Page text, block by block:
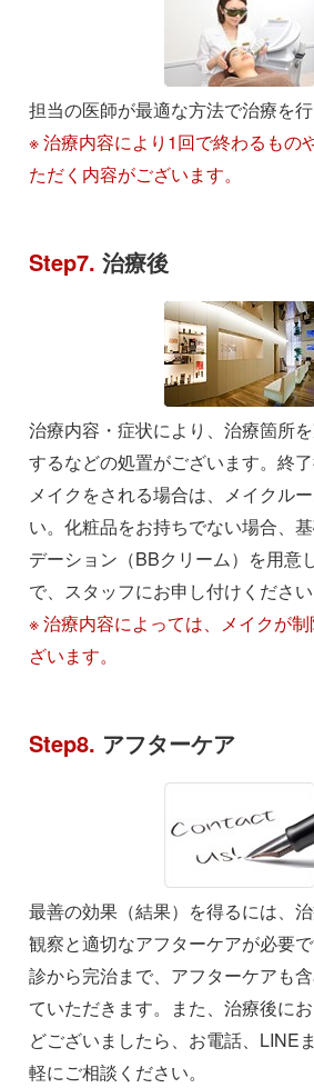
担当の医師が最適な方法で治療を行
※ 治療内容により1回で終わるもの
ただく内容がございます。
Step7. 治療後
治療内容・症状により、治療箇所
するなどの処置がございます。終
メイクをされる場合は、メイクル
い。化粧品をお持ちでない場合、
デーション（BBクリーム）を用意
で、スタッフにお申し付けください
※ 治療内容によっては、メイクが
ざいます。
Step8. アフターケア
最善の効果（結果）を得るには、
観察と適切なアフターケアが必要
診から完治まで、アフターケアも
ていただきます。また、治療後に
どございましたら、お電話、LINE
軽にご相談ください。